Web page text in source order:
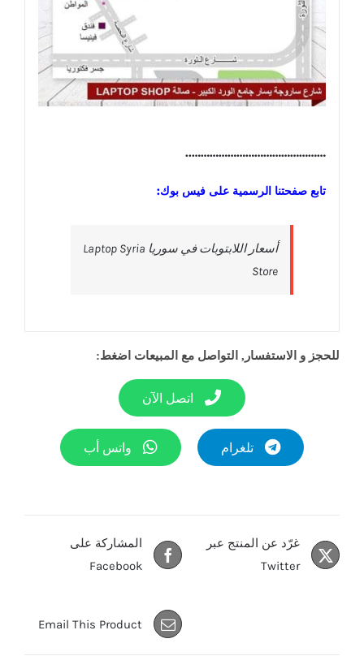
………………………………………..
تابع صفحتنا الرسمية على فيس بوك:
‎أسعار اللابتوبات في سوريا Laptop Syria
Store‎
للحجز و الاستفسار, التواصل مع المبيعات اضغط:
اتصل الآن
تلغرام واتس أب
المشاركة على
Facebook
غرّد عن المنتج عبر
Twitter
Email This Product